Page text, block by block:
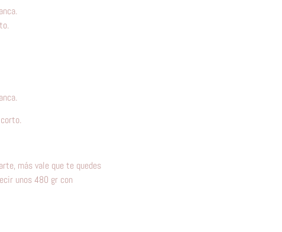
más vale que te quedes
unos 480 gr con